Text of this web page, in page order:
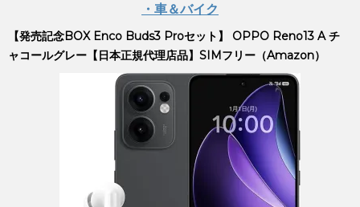
・車＆バイク
【発売記念BOX Enco Buds3 Proセット】 OPPO Reno13 A チ
ャコールグレー【日本正規代理店品】SIMフリー（Amazon）